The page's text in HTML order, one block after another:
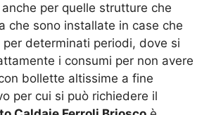
per quelle strutture che
che sono installate in case che
determinati periodi, dove si
i consumi per non avere
bollette altissime a fine
per cui si può richiedere il